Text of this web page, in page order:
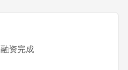
融资完成